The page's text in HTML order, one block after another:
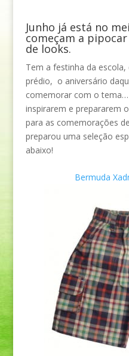
Junho já está no
começam a
de looks.
Tem a festinha da
prédio, o aniversário
comemorar com o
inspirarem e prepararem
para as comemorações
preparou uma seleção
abaixo!
Bermuda